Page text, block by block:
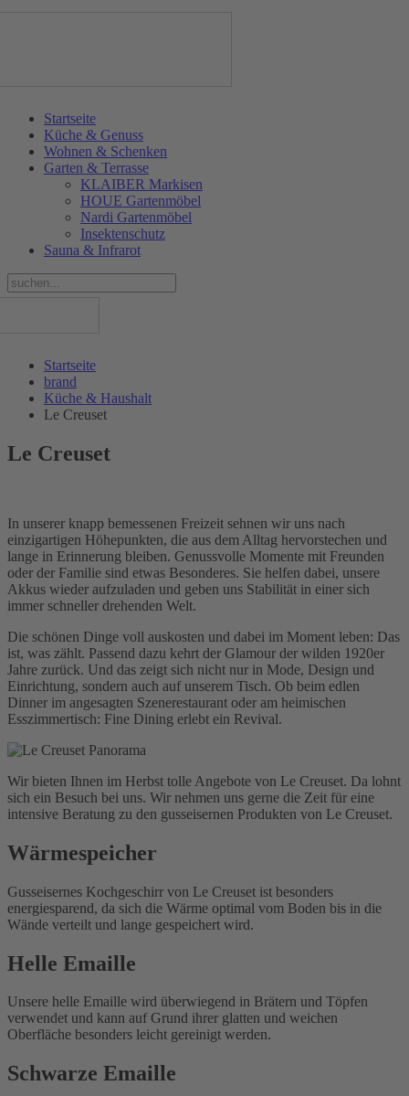
Startseite
Küche & Genuss
Wohnen & Schenken
Garten & Terrasse
KLAIBER Markisen
HOUE Gartenmöbel
Nardi Gartenmöbel
Insektenschutz
Sauna & Infrarot
Startseite
brand
Küche & Haushalt
Le Creuset
Le Creuset
In unserer knapp bemessenen Freizeit sehnen wir uns nach
einzigartigen Höhepunkten, die aus dem Alltag hervorstechen und
lange in Erinnerung bleiben. Genussvolle Momente mit Freunden
oder der Familie sind etwas Besonderes. Sie helfen dabei, unsere
Akkus wieder aufzuladen und geben uns Stabilität in einer sich
immer schneller drehenden Welt.
Die schönen Dinge voll auskosten und dabei im Moment leben: Das
ist, was zählt. Passend dazu kehrt der Glamour der wilden 1920er
Jahre zurück. Und das zeigt sich nicht nur in Mode, Design und
Einrichtung, sondern auch auf unserem Tisch. Ob beim edlen
Dinner im angesagten Szenerestaurant oder am heimischen
Esszimmertisch: Fine Dining erlebt ein Revival.
Wir bieten Ihnen im Herbst tolle Angebote von Le Creuset. Da lohnt
sich ein Besuch bei uns. Wir nehmen uns gerne die Zeit für eine
intensive Beratung zu den gusseisernen Produkten von Le Creuset.
Wärmespeicher
Gusseisernes Kochgeschirr von Le Creuset ist besonders
energiesparend, da sich die Wärme optimal vom Boden bis in die
Wände verteilt und lange gespeichert wird.
Helle Emaille
Unsere helle Emaille wird überwiegend in Brätern und Töpfen
verwendet und kann auf Grund ihrer glatten und weichen
Oberfläche besonders leicht gereinigt werden.
Schwarze Emaille